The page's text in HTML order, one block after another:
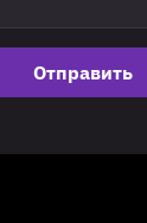
Отправить